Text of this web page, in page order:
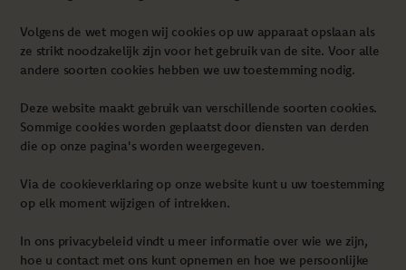
Volgens de wet mogen wij cookies op uw apparaat opslaan als
ze strikt noodzakelijk zijn voor het gebruik van de site. Voor alle
andere soorten cookies hebben we uw toestemming nodig.
Deze website maakt gebruik van verschillende soorten cookies.
Sommige cookies worden geplaatst door diensten van derden
die op onze pagina's worden weergegeven.
Via de cookieverklaring op onze website kunt u uw toestemming
op elk moment wijzigen of intrekken.
In ons privacybeleid vindt u meer informatie over wie we zijn,
hoe u contact met ons kunt opnemen en hoe we persoonlijke